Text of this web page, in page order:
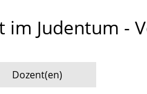
im Judentum -
Dozent(en)